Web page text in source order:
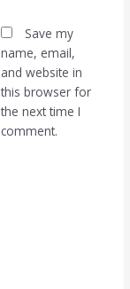
Save my
name, email,
and website in
this browser for
the next time I
comment.